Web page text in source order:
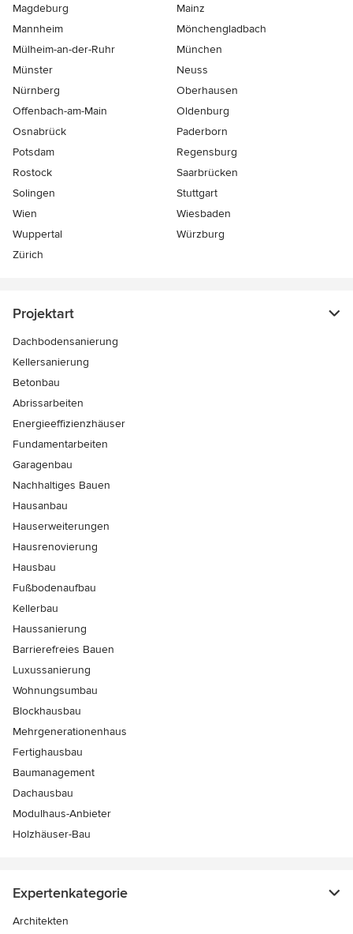
Magdeburg
Mainz
Mannheim
Mönchen­gladbach
Mülheim-an-der-Ruhr
München
Münster
Neuss
Nürnberg
Oberhausen
Offenbach-am-Main
Oldenburg
Osnabrück
Paderborn
Potsdam
Regensburg
Rostock
Saarbrücken
Solingen
Stuttgart
Wien
Wiesbaden
Wuppertal
Würzburg
Zürich
Projektart
Dachbodensanierung
Kellersanierung
Betonbau
Abrissarbeiten
Energieeffizienzhäuser
Fundamentarbeiten
Garagenbau
Nachhaltiges Bauen
Hausanbau
Hauserweiterungen
Hausrenovierung
Hausbau
Fußbodenaufbau
Kellerbau
Haussanierung
Barrierefreies Bauen
Luxussanierung
Wohnungsumbau
Blockhausbau
Mehrgenerationenhaus
Fertighausbau
Baumanagement
Dachausbau
Modulhaus-Anbieter
Holzhäuser-Bau
Expertenkategorie
Architekten